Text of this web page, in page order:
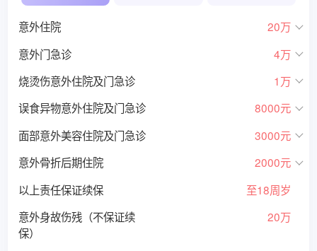
意外住院
20万
意外门急诊
4万
烧烫伤意外住院及门急诊
1万
误食异物意外住院及门急诊
8000元
面部意外美容住院及门急诊
3000元
意外骨折后期住院
2000元
以上责任保证续保
至18周岁
意外身故伤残（不保证续
保）
20万